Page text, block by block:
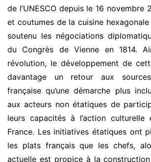
de l’UNESCO depuis le 16 novembre
et coutumes de la cuisine
soutenu les négociations
du Congrès de Vienne en 1814.
révolution, le développement de
davantage un retour aux
française qu’une démarche plus
aux acteurs non étatiques de
leurs capacités à l’action culturelle
France. Les initiatives étatiques ont
les plats français que les chefs,
actuelle est propice à la